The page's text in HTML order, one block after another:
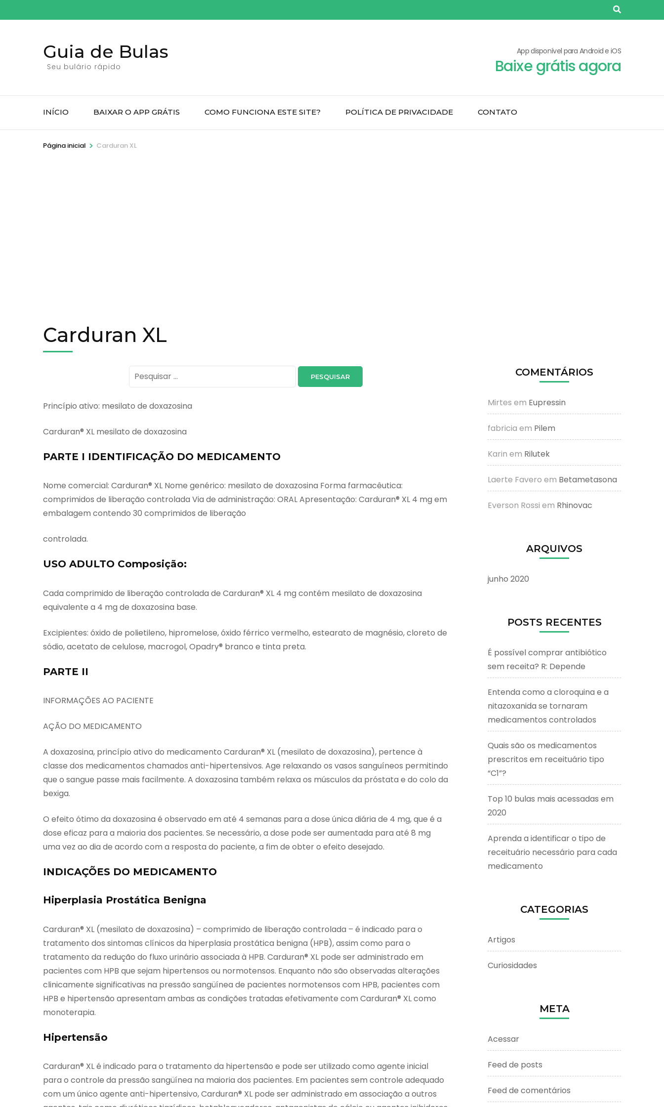
para
Guia de Bulas
Seu bulário rápido
App disponível para Android e iOS
Baixe grátis agora
INÍCIO BAIXAR O APP GRÁTIS COMO FUNCIONA ESTE SITE? POLÍTICA DE PRIVACIDADE CONTATO
Página inicial > Carduran XL
Carduran XL
Pesquisar
por:
Princípio ativo: mesilato de doxazosina
Carduran® XL mesilato de doxazosina
PARTE I IDENTIFICAÇÃO DO MEDICAMENTO
Nome comercial: Carduran® XL Nome genérico: mesilato de doxazosina Forma farmacêutica:
comprimidos de liberação controlada Via de administração: ORAL Apresentação: Carduran® XL 4 mg em
embalagem contendo 30 comprimidos de liberação
controlada.
USO ADULTO Composição:
Cada comprimido de liberação controlada de Carduran® XL 4 mg contém mesilato de doxazosina
equivalente a 4 mg de doxazosina base.
Excipientes: óxido de polietileno, hipromelose, óxido férrico vermelho, estearato de magnésio, cloreto de
sódio, acetato de celulose, macrogol, Opadry® branco e tinta preta.
PARTE II
INFORMAÇÕES AO PACIENTE
AÇÃO DO MEDICAMENTO
A doxazosina, princípio ativo do medicamento Carduran® XL (mesilato de doxazosina), pertence à
classe dos medicamentos chamados anti-hipertensivos. Age relaxando os vasos sanguíneos permitindo
que o sangue passe mais facilmente. A doxazosina também relaxa os músculos da próstata e do colo da
bexiga.
O efeito ótimo da doxazosina é observado em até 4 semanas para a dose única diária de 4 mg, que é a
dose eficaz para a maioria dos pacientes. Se necessário, a dose pode ser aumentada para até 8 mg
uma vez ao dia de acordo com a resposta do paciente, a fim de obter o efeito desejado.
INDICAÇÕES DO MEDICAMENTO
Hiperplasia Prostática Benigna
Carduran® XL (mesilato de doxazosina) – comprimido de liberação controlada – é indicado para o
tratamento dos sintomas clínicos da hiperplasia prostática benigna (HPB), assim como para o
tratamento da redução do fluxo urinário associada à HPB. Carduran® XL pode ser administrado em
pacientes com HPB que sejam hipertensos ou normotensos. Enquanto não são observadas alterações
clinicamente significativas na pressão sangüínea de pacientes normotensos com HPB, pacientes com
HPB e hipertensão apresentam ambas as condições tratadas efetivamente com Carduran® XL como
monoterapia.
Hipertensão
Carduran® XL é indicado para o tratamento da hipertensão e pode ser utilizado como agente inicial
para o controle da pressão sangüínea na maioria dos pacientes. Em pacientes sem controle adequado
com um único agente anti-hipertensivo, Carduran® XL pode ser administrado em associação a outros
COMENTÁRIOS
Mirtes em Eupressin
fabricia em Pilem
Karin em Rilutek
Laerte Favero em Betametasona
Everson Rossi em Rhinovac
ARQUIVOS
junho 2020
POSTS RECENTES
É possível comprar antibiótico
sem receita? R: Depende
Entenda como a cloroquina e a
nitazoxanida se tornaram
medicamentos controlados
Quais são os medicamentos
prescritos em receituário tipo
“C1”?
Top 10 bulas mais acessadas em
2020
Aprenda a identificar o tipo de
receituário necessário para cada
medicamento
CATEGORIAS
Artigos
Curiosidades
META
Acessar
Feed de posts
Feed de comentários